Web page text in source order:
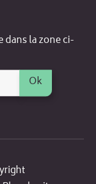
dans la zone ci-
Ok